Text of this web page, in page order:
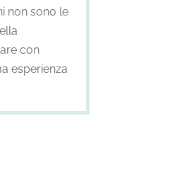
non sono le
con
esperienza